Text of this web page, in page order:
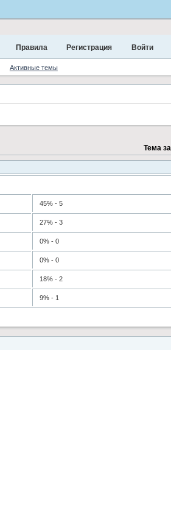
Правила Регистрация Войти
Активные темы
Тема
45% - 5
27% - 3
0% - 0
0% - 0
18% - 2
9% - 1